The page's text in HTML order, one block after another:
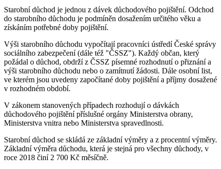
Starobní důchod je jednou z dávek důchodového pojištění. Odchod
do starobního důchodu je podmíněn dosažením určitého věku a
získáním potřebné doby pojištění.
Výši starobního důchodu vypočítají pracovníci ústředí České správy
sociálního zabezpečení (dále též "ČSSZ"). Každý občan, který
požádal o důchod, obdrží z ČSSZ písemné rozhodnutí o přiznání a
výši starobního důchodu nebo o zamítnutí žádosti. Dále osobní list,
ve kterém jsou uvedeny započítané doby pojištění a příjmy dosažené
v rozhodném období.
V zákonem stanovených případech rozhodují o dávkách
důchodového pojištění příslušné orgány Ministerstva obrany,
Ministerstva vnitra nebo Ministerstva spravedlnosti.
Starobní důchod se skládá ze základní výměry a z procentní výměry.
Základní výměra důchodu, která je stejná pro všechny důchody, v
roce 2018 činí 2 700 Kč měsíčně.